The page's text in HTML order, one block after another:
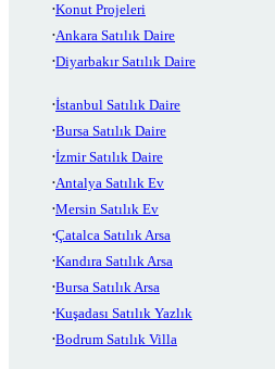
Konut Projeleri
Ankara Satılık Daire
Diyarbakır Satılık Daire
İstanbul Satılık Daire
Bursa Satılık Daire
İzmir Satılık Daire
Antalya Satılık Ev
Mersin Satılık Ev
Çatalca Satılık Arsa
Kandıra Satılık Arsa
Bursa Satılık Arsa
Kuşadası Satılık Yazlık
Bodrum Satılık Villa